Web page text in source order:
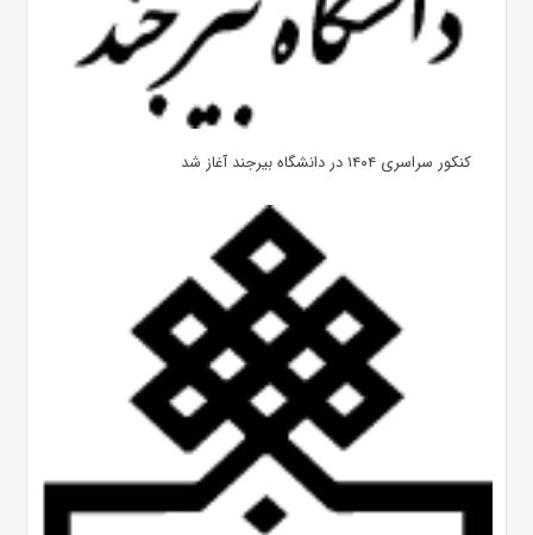
کنکور سراسری ۱۴۰۴ در دانشگاه بیرجند آغاز شد